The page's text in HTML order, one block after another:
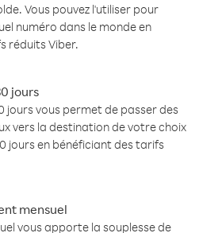
Vous pouvez l'utiliser pour
numéro dans le monde en
réduits Viber.
jours
jours vous permet de passer des
vers la destination de votre choix
jours en bénéficiant des tarifs
mensuel
vous apporte la souplesse de